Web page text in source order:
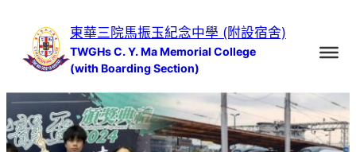
內
容
東華三院馬振玉紀念中學 (附設宿舍)
TWGHs C. Y. Ma Memorial College
(with Boarding Section)